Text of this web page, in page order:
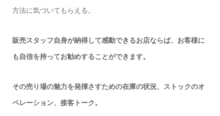
方法に気づいてもらえる。
販売スタッフ自身が納得して感動できるお店ならば、お客様に
も自信を持ってお勧めすることができます。
その売り場の魅力を発揮さすための在庫の状況、ストックのオ
ペレーション、接客トーク。